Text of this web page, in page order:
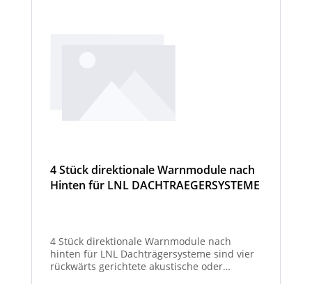
4 Stück direktionale Warnmodule nach
Hinten für LNL DACHTRAEGERSYSTEME
4 Stück direktionale Warnmodule nach
hinten für LNL Dachträgersysteme sind vier
rückwärts gerichtete akustische oder